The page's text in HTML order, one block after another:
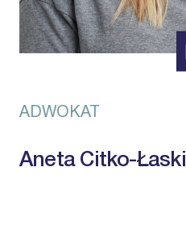
ADWOKAT
Aneta Citko-Łaski